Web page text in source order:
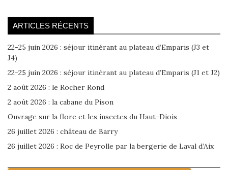
ARTICLES RÉCENTS
22-25 juin 2026 : séjour itinérant au plateau d’Emparis (J3 et
J4)
22-25 juin 2026 : séjour itinérant au plateau d’Emparis (J1 et J2)
2 août 2026 : le Rocher Rond
2 août 2026 : la cabane du Pison
Ouvrage sur la flore et les insectes du Haut-Diois
26 juillet 2026 : château de Barry
26 juillet 2026 : Roc de Peyrolle par la bergerie de Laval d’Aix